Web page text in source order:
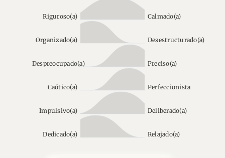
Riguroso(a) Calmado(a)
Organizado(a) Desestructurado(a)
Despreocupado(a) Preciso(a)
Caótico(a) Perfeccionista
Impulsivo(a) Deliberado(a)
Dedicado(a) Relajado(a)